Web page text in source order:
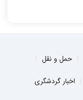
حمل و نقل
اخبار گردشگری